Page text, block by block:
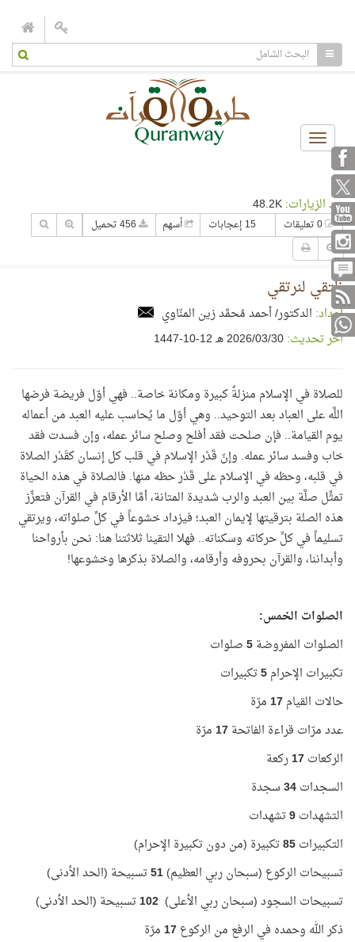
Toggle
navigation
عدد الزيارات:
15 إعجابات أسهم
نلتقي لنرتقي
إعداد: الدكتور/ أحمد مُحمَّد زين المنّاوي
آخر تحديث:30‏/03‏/2026 هـ 12-10-1447
للصلاة في الإسلام منزلةٌ كبيرة ومكانة خاصة.. فهي أوّل فريضة فرضها
اللَّه على العباد بعد التوحيد.. وهي أوّل ما يُحاسب عليه العبد من أعماله
يوم القيامة.. فإن صلحت فقد أفلح وصلح سائر عمله، وإن فسدت فقد
خاب وفسد سائر عمله. وإنّ قَدْر الإسلام في قلب كل إنسان كقَدْر الصلاة
في قلبه، وحظه في الإسلام على قَدْر حظه منها. فالصلاة في هذه الحياة
تمثِّل صلَّة بين العبد والرب شديدة المتانة، أمَّا الأرقام في القرآن فتعزِّز
هذه الصلة بترقيتها لإيمان العبد؛ فيزداد خشوعاً في كلِّ صلواته، ويرتقي
تسليماً في كلِّ حركاته وسكناته.. فهلا التقينا ثلاثتنا هنا: نحن بأرواحنا
وأبداننا، والقرآن بحروفه وأرقامه، والصلاة بذكرها وخشوعها!
الصلوات الخمس:
الصلوات المفروضة5صلوات
تكبيرات الإحرام5تكبيرات
حالات القيام17مرّة
عدد مرّات قراءة الفاتحة17مرّة
الركعات17ركعة
السجدات
سجدة
التشهدات9تشهدات
التكبيرات85تكبيرة (من دون تكبيرة الإحرام)
تسبيحات الركوع (سبحان ربي العظيم)51تسبيحة (الحد الأدنى)
تسبيحات السجود (سبحان ربي الأعلى) 102تسبيحة (الحد الأدنى)
ذكر الله وحمده في الرفع من الركوع17مرّة